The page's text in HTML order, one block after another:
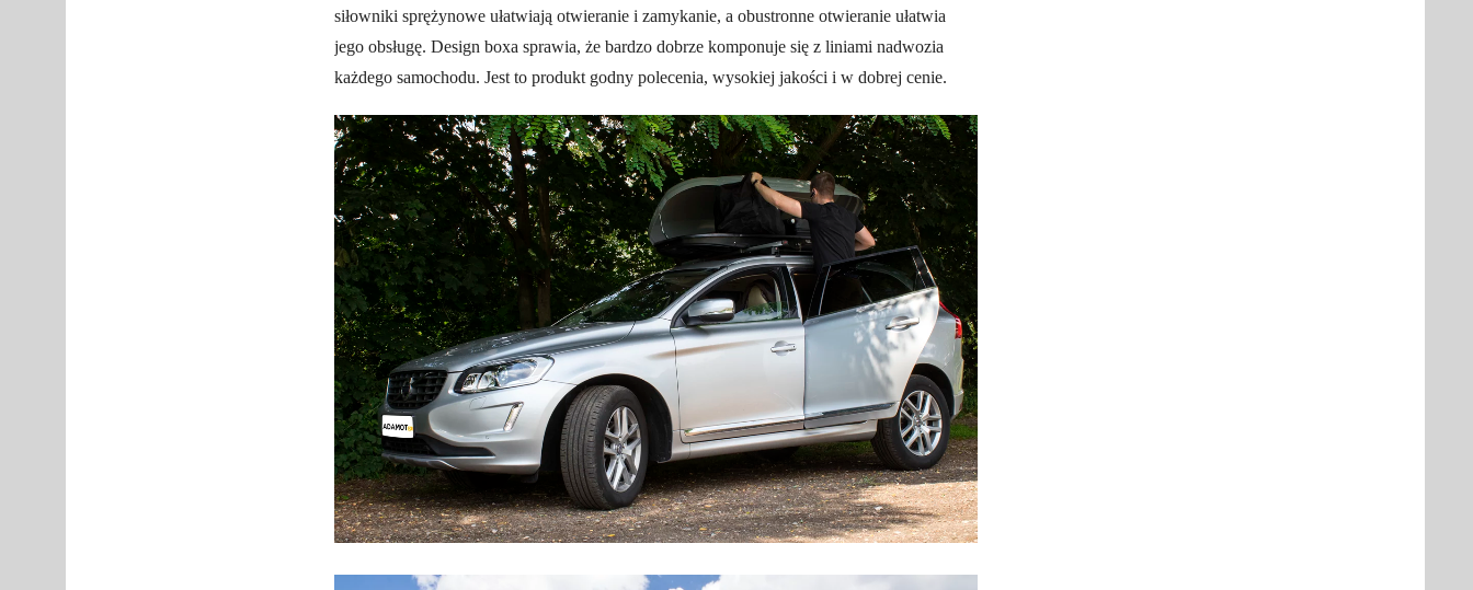
siłowniki sprężynowe ułatwiają otwieranie i zamykanie, a obustronne otwieranie ułatwia
jego obsługę. Design boxa sprawia, że bardzo dobrze komponuje się z liniami nadwozia
każdego samochodu. Jest to produkt godny polecenia, wysokiej jakości i w dobrej cenie.